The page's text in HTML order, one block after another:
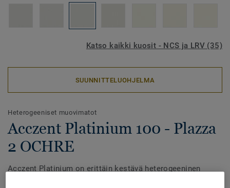
Katso kaikki kuosit - NCS ja LRV (35)
SUUNNITTELUOHJELMA
Heterogeeniset muovimatot
Acczent Platinium 100 - Plazza
2 OCHRE
Acczent Platinium on erittäin kestävä heterogeeninen